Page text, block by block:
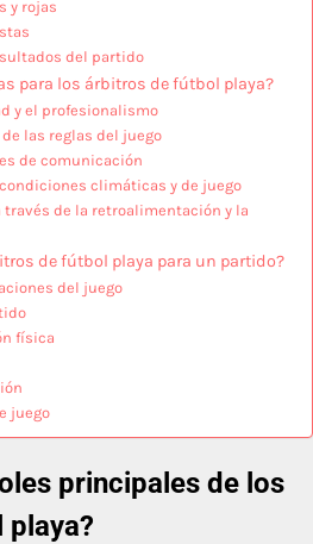
y rojas
del partido
para los árbitros de fútbol playa?
y el profesionalismo
las reglas del juego
de comunicación
climáticas y de juego
de la retroalimentación y la
de fútbol playa para un partido?
del juego
física
juego
principales de los